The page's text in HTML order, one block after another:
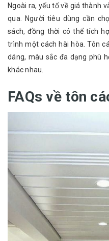
Ngoài ra, yếu tố về giá thành
qua. Người tiêu dùng cần
sách, đồng thời có thể tích
trình một cách hài hòa. Tôn
dáng, màu sắc đa dạng phù
khác nhau.
FAQs về tôn